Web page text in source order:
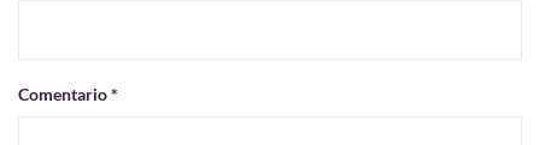
Comentario *